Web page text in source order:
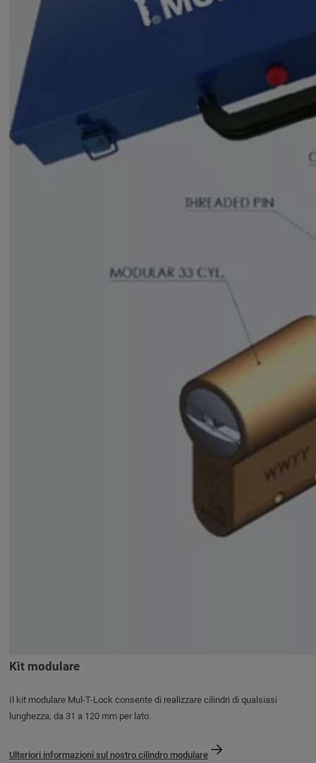
Kit modulare
Il kit modulare Mul-T-Lock consente di realizzare cilindri di qualsiasi
lunghezza, da 31 a 120 mm per lato.
Ulteriori informazioni sul nostro cilindro modulare